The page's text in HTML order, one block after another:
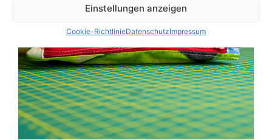
Einstellungen anzeigen
Cookie-RichtlinieDatenschutzImpressum